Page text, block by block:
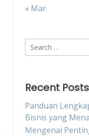
« Mar
Search
for:
Recent Posts
Panduan
Bisnis yang
Mengenal